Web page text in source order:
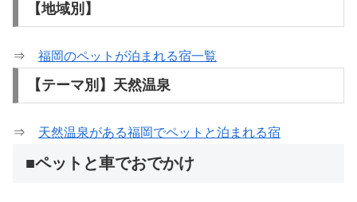
【地域別】
⇒ 福岡のペットが泊まれる宿一覧
【テーマ別】天然温泉
⇒ 天然温泉がある福岡でペットと泊まれる宿
■ペットと車でおでかけ